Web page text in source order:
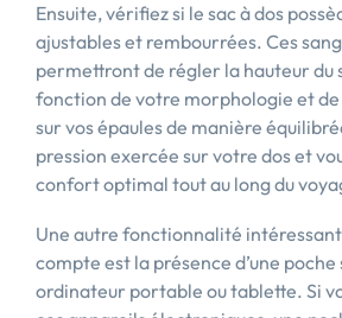
Ensuite, vérifiez si le sac à dos
ajustables et rembourrées. Ces
permettront de régler la hauteur du
fonction de votre morphologie et
sur vos épaules de manière
pression exercée sur votre dos et
confort optimal tout au long du
Une autre fonctionnalité
compte est la présence d’une
ordinateur portable ou tablette. Si